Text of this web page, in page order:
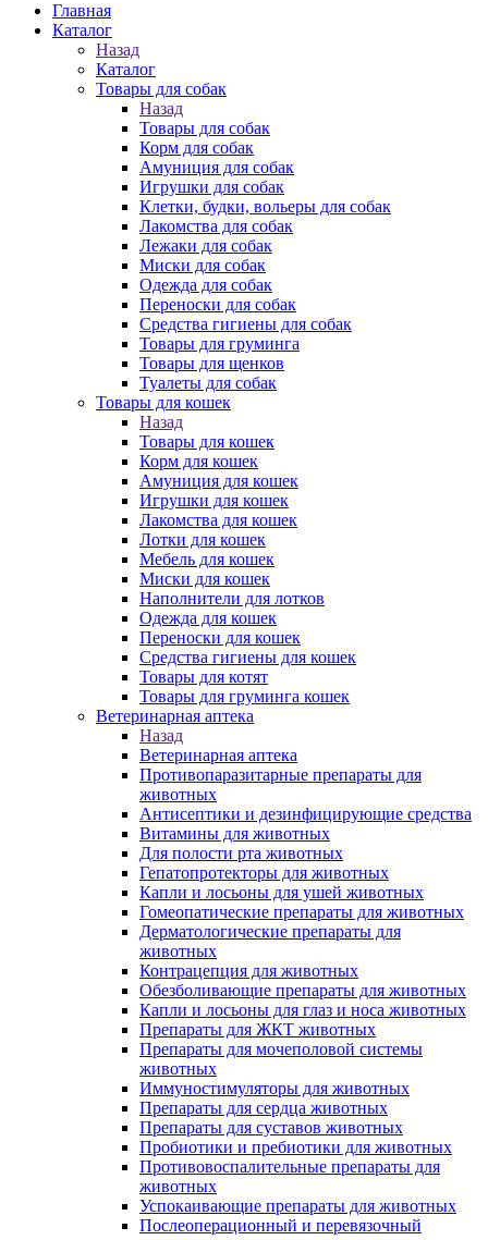
Главная
Каталог
Назад
Каталог
Товары для собак
Назад
Товары для собак
Корм для собак
Амуниция для собак
Игрушки для собак
Клетки, будки, вольеры для собак
Лакомства для собак
Лежаки для собак
Миски для собак
Одежда для собак
Переноски для собак
Средства гигиены для собак
Товары для груминга
Товары для щенков
Туалеты для собак
Товары для кошек
Назад
Товары для кошек
Корм для кошек
Амуниция для кошек
Игрушки для кошек
Лакомства для кошек
Лотки для кошек
Мебель для кошек
Миски для кошек
Наполнители для лотков
Одежда для кошек
Переноски для кошек
Средства гигиены для кошек
Товары для котят
Товары для груминга кошек
Ветеринарная аптека
Назад
Ветеринарная аптека
Противопаразитарные препараты для
животных
Антисептики и дезинфицирующие средства
Витамины для животных
Для полости рта животных
Гепатопротекторы для животных
Капли и лосьоны для ушей животных
Гомеопатические препараты для животных
Дерматологические препараты для
животных
Контрацепция для животных
Обезболивающие препараты для животных
Капли и лосьоны для глаз и носа животных
Препараты для ЖКТ животных
Препараты для мочеполовой системы
животных
Иммуностимуляторы для животных
Препараты для сердца животных
Препараты для суставов животных
Пробиотики и пребиотики для животных
Противовоспалительные препараты для
животных
Успокаивающие препараты для животных
Послеоперационный и перевязочный